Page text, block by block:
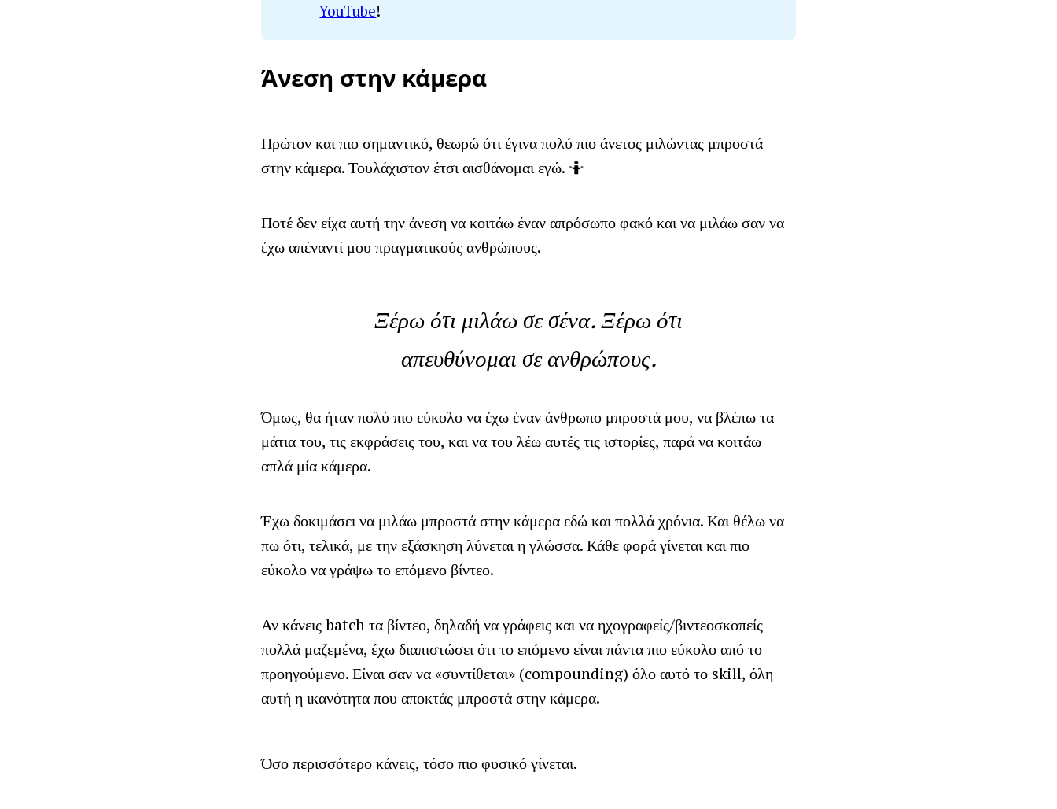
YouTube!
Άνεση στην κάμερα
Πρώτον και πιο σημαντικό, θεωρώ ότι έγινα πολύ πιο άνετος μιλώντας μπροστά
στην κάμερα. Τουλάχιστον έτσι αισθάνομαι εγώ. 🤷
Ποτέ δεν είχα αυτή την άνεση να κοιτάω έναν απρόσωπο φακό και να μιλάω σαν να
έχω απέναντί μου πραγματικούς ανθρώπους.
Ξέρω ότι μιλάω σε σένα. Ξέρω ότι
απευθύνομαι σε ανθρώπους.
Όμως, θα ήταν πολύ πιο εύκολο να έχω έναν άνθρωπο μπροστά μου, να βλέπω τα
μάτια του, τις εκφράσεις του, και να του λέω αυτές τις ιστορίες, παρά να κοιτάω
απλά μία κάμερα.
Έχω δοκιμάσει να μιλάω μπροστά στην κάμερα εδώ και πολλά χρόνια. Και θέλω να
πω ότι, τελικά, με την εξάσκηση λύνεται η γλώσσα. Κάθε φορά γίνεται και πιο
εύκολο να γράψω το επόμενο βίντεο.
Αν κάνεις batch τα βίντεο, δηλαδή να γράφεις και να ηχογραφείς/βιντεοσκοπείς
πολλά μαζεμένα, έχω διαπιστώσει ότι το επόμενο είναι πάντα πιο εύκολο από το
προηγούμενο. Είναι σαν να «συντίθεται» (compounding) όλο αυτό το skill, όλη
αυτή η ικανότητα που αποκτάς μπροστά στην κάμερα.
Όσο περισσότερο κάνεις, τόσο πιο φυσικό γίνεται.